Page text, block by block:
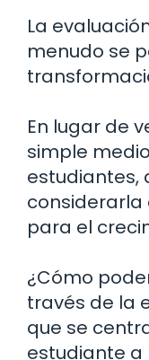
La
menudo se
En lugar de
simple
estudiantes,
para el
¿Cómo
través de la
que se
estudiante a